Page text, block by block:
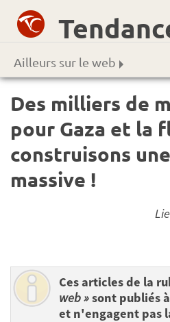
Ailleurs sur le web
Des milliers de
pour Gaza et la
construisons
massive !
Ces articles de la
web »sont publiés
et n'engagent pas